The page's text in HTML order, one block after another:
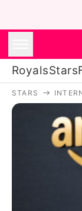
RoyalsStars
STARS